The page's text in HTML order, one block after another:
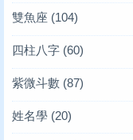
雙魚座 (104)
四柱八字 (60)
紫微斗數 (87)
姓名學 (20)